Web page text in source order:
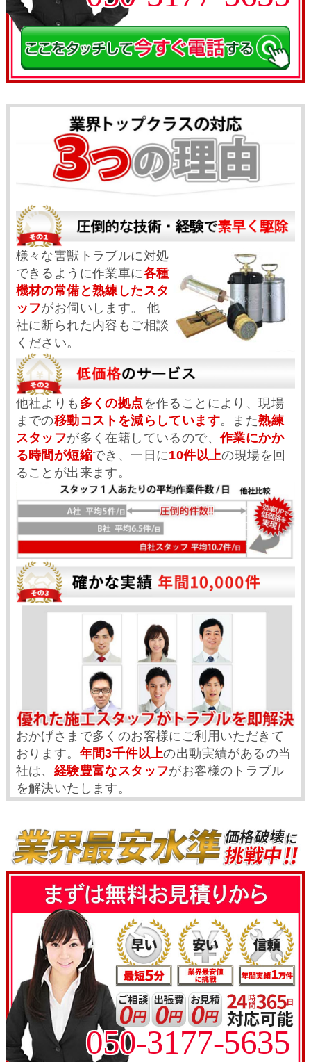
様々な害獣トラブルに対処
できるように作業車に各種
機材の常備と熟練したスタ
ッフがお伺いします。 他
社に断られた内容もご相談
ください。
他社よりも 多くの拠点 を作ることにより、現場
までの移動コストを減らしています。また熟練
スタッフが多く在籍しているので、作業にかか
る時間が短縮でき、一日に10件以上の現場を回
ることが出来ます。
おかげさまで多くのお客様にご利用いただきて
おります。 年間3千件以上の出動実績があるの当
社は、 経験豊富なスタッフがお客様のトラブル
を解決いたします。
050-3177-5635